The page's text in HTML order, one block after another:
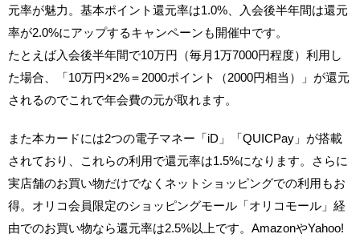
元率が魅力。基本ポイント還元率は1.0%、入会後半年間は還元
率が2.0%にアップするキャンペーンも開催中です。
たとえば入会後半年間で10万円（毎月1万7000円程度）利用し
た場合、「10万円×2%＝2000ポイント（2000円相当）」が還元
されるのでこれで年会費の元が取れます。
また本カードには2つの電子マネー「iD」「QUICPay」が搭載
されており、これらの利用で還元率は1.5%になります。さらに
実店舗のお買い物だけでなくネットショッピングでの利用もお
得。オリコ会員限定のショッピングモール「オリコモール」経
由でのお買い物なら還元率は2.5%以上です。AmazonやYahoo!